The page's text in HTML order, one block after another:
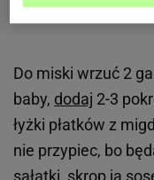
Do miski wrzuć 2
baby, dodaj 2-3
łyżki płatków z
nie przypiec, bo
sałatki, skrop ją